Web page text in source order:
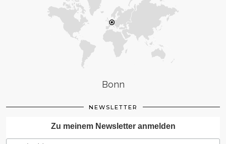
Bonn
NEWSLETTER
Zu meinem Newsletter anmelden